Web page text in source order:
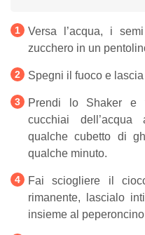
Versa l’acqua, i
zucchero in un
Spegni il fuoco e
Prendi lo Shaker e
cucchiai
qualche cubetto di
qualche minuto.
Fai sciogliere il
rimanente, lascialo
insieme al